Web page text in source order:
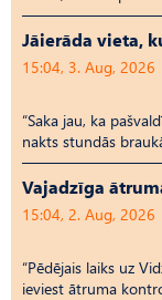
Jāierāda vieta,
15:04, 3. Aug, 2026
“Saka jau, ka
nakts stundās
Vajadzīga
15:04, 2. Aug, 2026
“Pēdējais laiks uz
ieviest ātruma